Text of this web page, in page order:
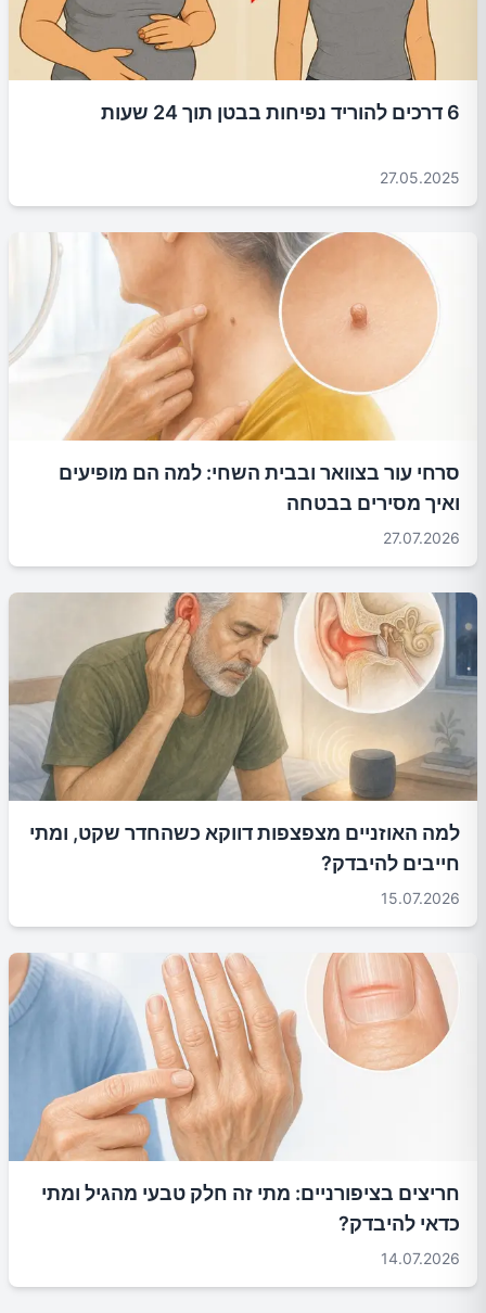
6 דרכים להוריד נפיחות בבטן תוך 24 שעות
27.05.2025
סרחי עור בצוואר ובבית השחי: למה הם מופיעים
ואיך מסירים בבטחה
27.07.2026
למה האוזניים מצפצפות דווקא כשהחדר שקט, ומתי
חייבים להיבדק?
15.07.2026
חריצים בציפורניים: מתי זה חלק טבעי מהגיל ומתי
כדאי להיבדק?
14.07.2026